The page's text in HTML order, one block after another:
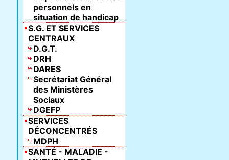
personnels en
situation de handicap
S.G. ET SERVICES
CENTRAUX
D.G.T.
DRH
DARES
Secrétariat Général
des Ministères
Sociaux
DGEFP
SERVICES
DÉCONCENTRÉS
MDPH
SANTÉ - MALADIE -